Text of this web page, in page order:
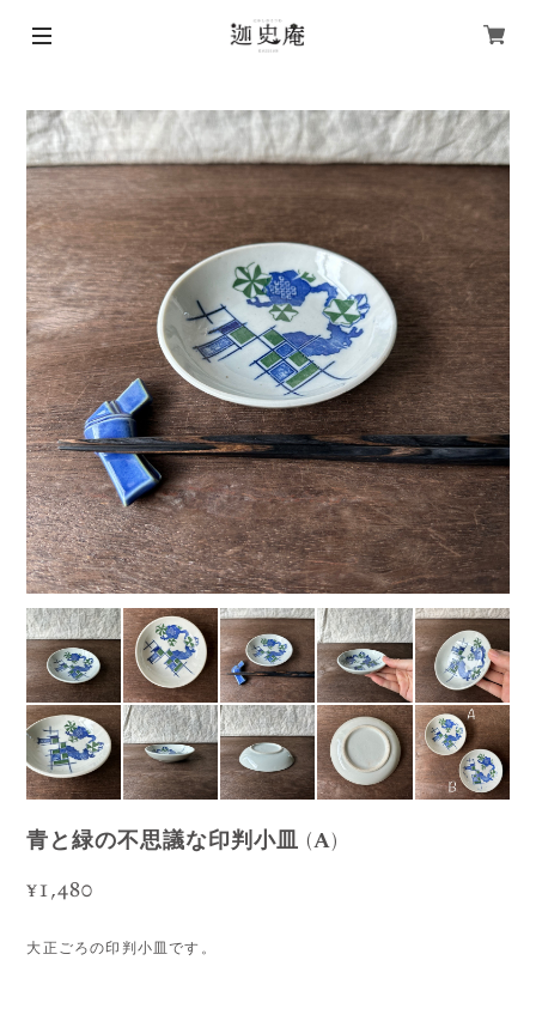
青と緑の不思議な印判小皿 (A)
¥1,480
大正ごろの印判小皿です。